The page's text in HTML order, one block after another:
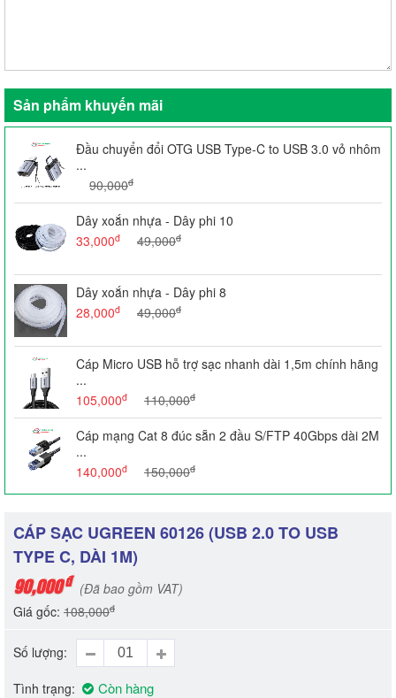
Sản phẩm khuyến mãi
Đầu chuyển đổi OTG USB Type-C to USB 3.0 vỏ nhôm
...
90,000đ
Dây xoắn nhựa - Dây phi 10
33,000đ 49,000đ
Dây xoắn nhựa - Dây phi 8
28,000đ 49,000đ
Cáp Micro USB hỗ trợ sạc nhanh dài 1,5m chính hãng
...
105,000đ 110,000đ
Cáp mạng Cat 8 đúc sẵn 2 đầu S/FTP 40Gbps dài 2M
...
140,000đ 150,000đ
CÁP SẠC UGREEN 60126 (USB 2.0 TO USB
TYPE C, DÀI 1M)
90,000đ (Đã bao gồm VAT)
Giá gốc: 108,000đ
Số lượng
Tình trạng Còn hàng